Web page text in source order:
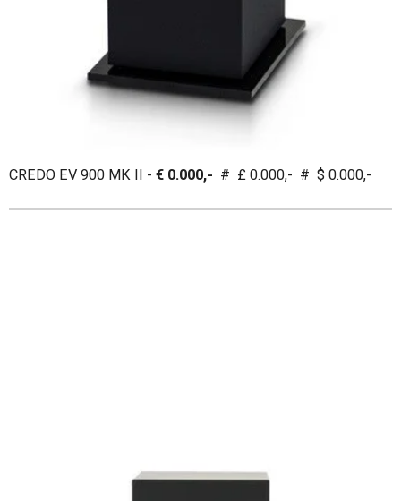
CREDO EV 900 MK II - € 0.000,- # £ 0.000,- # $ 0.000,-